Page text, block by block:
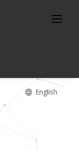
English